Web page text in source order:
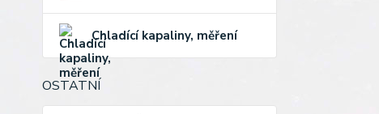
Chladící kapaliny, měření
OSTATNÍ